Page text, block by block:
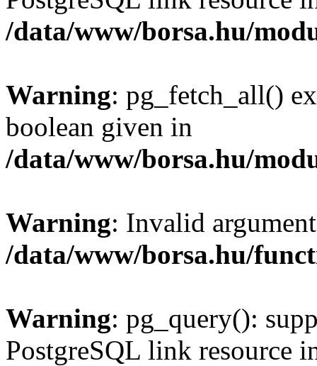
/data/www/borsa.hu/
Warning: pg_fetch_all()
boolean given in
/data/www/borsa.hu/
Warning: Invalid
/data/www/borsa.hu/
Warning: pg_query():
PostgreSQL link resource